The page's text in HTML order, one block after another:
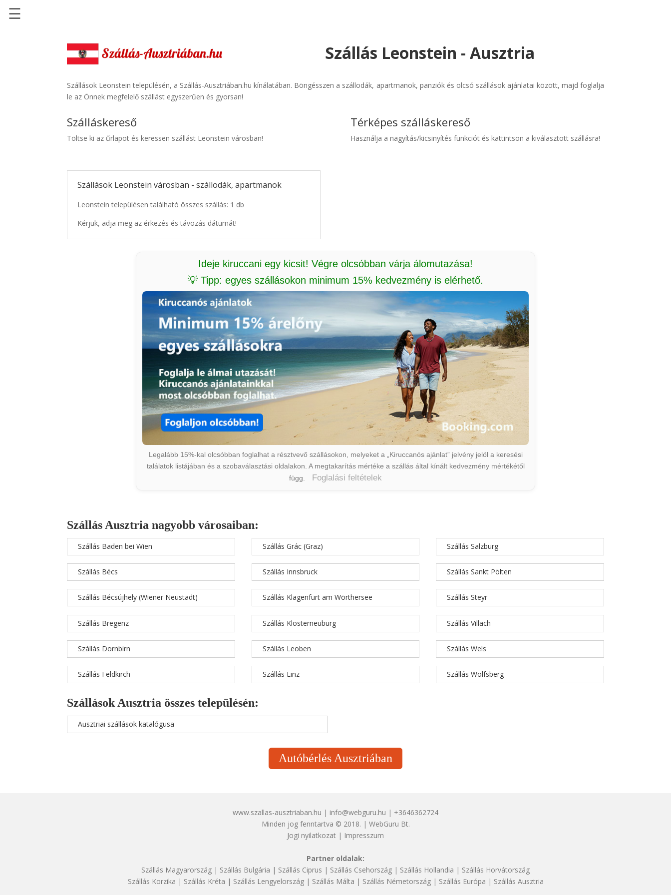
Szállásinfo.eu
Repülőjegy
Autóbérlés
☰
Szállás Leonstein - Ausztria
Szállások Leonstein településén, a Szállás-Ausztriában.hu kínálatában. Böngésszen a szállodák, apartmanok, panziók és olcsó szállások ajánlatai között, majd foglalja
le az Önnek megfelelő szállást egyszerűen és gyorsan!
Szálláskereső
Töltse ki az űrlapot és keressen szállást Leonstein városban!
Szállások Leonstein városban - szállodák, apartmanok
Leonstein településen található összes szállás: 1 db
Kérjük, adja meg az érkezés és távozás dátumát!
Térképes szálláskereső
Használja a nagyítás/kicsinyítés funkciót és kattintson a kiválasztott szállásra!
Ideje kiruccani egy kicsit! Végre olcsóbban várja álomutazása!
💡 Tipp: egyes szállásokon minimum 15% kedvezmény is elérhető.
Legalább 15%-kal olcsóbban foglalhat a résztvevő szállásokon, melyeket a „Kiruccanós ajánlat” jelvény jelöl a keresési
találatok listájában és a szobaválasztási oldalakon. A megtakarítás mértéke a szállás által kínált kedvezmény mértékétől
függ.
Foglalási feltételek
Szállás Ausztria nagyobb városaiban:
Szállás Baden bei Wien
Szállás Bécs
Szállás Bécsújhely (Wiener Neustadt)
Szállás Bregenz
Szállás Dornbirn
Szállás Feldkirch
Szállás Grác (Graz)
Szállás Innsbruck
Szállás Klagenfurt am Wörthersee
Szállás Klosterneuburg
Szállás Leoben
Szállás Linz
Szállás Salzburg
Szállás Sankt Pölten
Szállás Steyr
Szállás Villach
Szállás Wels
Szállás Wolfsberg
Szállások Ausztria összes településén:
Ausztriai szállások katalógusa
Autóbérlés Ausztriában
www.szallas-ausztriaban.hu | info@webguru.hu | +3646362724
Minden jog fenntartva © 2018. | WebGuru Bt.
Jogi nyilatkozat | Impresszum
Partner oldalak:
Szállás Magyarország | Szállás Bulgária | Szállás Ciprus | Szállás Csehország | Szállás Hollandia | Szállás Horvátország
Szállás Korzika | Szállás Kréta | Szállás Lengyelország| Szállás Málta | Szállás Németország| Szállás Európa | Szállás Ausztria